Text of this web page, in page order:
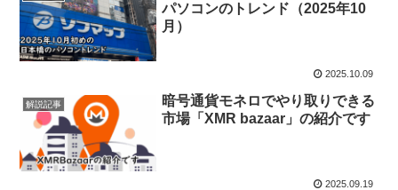
パソコンのトレンド（2025年10
月）
2025.10.09
解説記事
暗号通貨モネロでやり取りできる
市場「XMR bazaar」の紹介です
2025.09.19